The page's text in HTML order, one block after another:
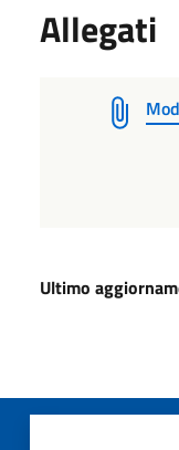
Allegati
Ultimo